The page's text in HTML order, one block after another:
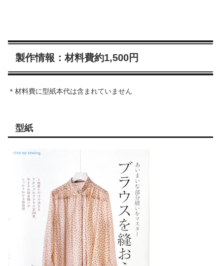
製作情報：材料費約1,500円
＊材料費に型紙本代は含まれていません
型紙